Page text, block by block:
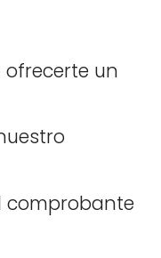
un
comprobante